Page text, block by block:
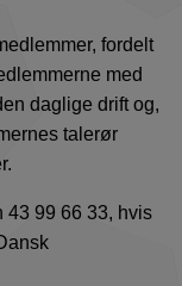
fordelt
med
daglige drift og,
talerør
43 99 66 33, hvis